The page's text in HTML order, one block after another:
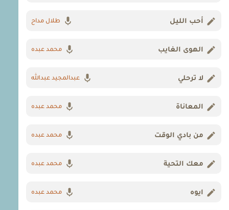
أحب الليل طلال مداح
الهوى الغايب محمد عبده
لا ترحلي عبدالمجيد عبدالله
المعاناة محمد عبده
من بادي الوقت محمد عبده
معك التحية محمد عبده
ايوه محمد عبده